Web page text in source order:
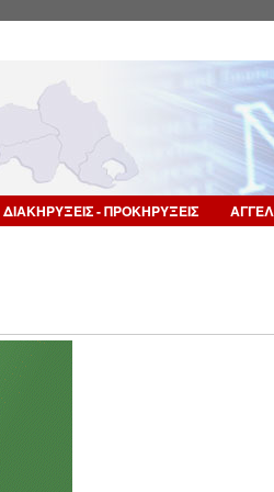
ΔΙΑΚΗΡΥΞΕΙΣ - ΠΡΟΚΗΡΥΞΕΙΣ